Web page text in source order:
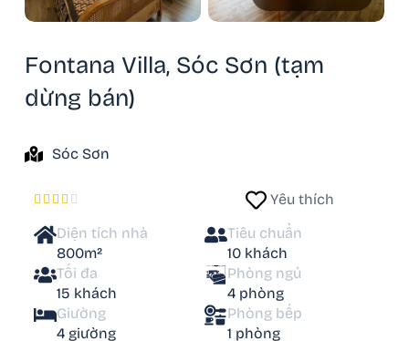
Fontana Villa, Sóc Sơn (tạm
dừng bán)
Sóc Sơn
    
Yêu thích
Diện tích nhà
800m²
Tiêu chuẩn
10 khách
Tối đa
15 khách
Phòng ngủ
4 phòng
Giường
4 giường
Phòng bếp
1 phòng